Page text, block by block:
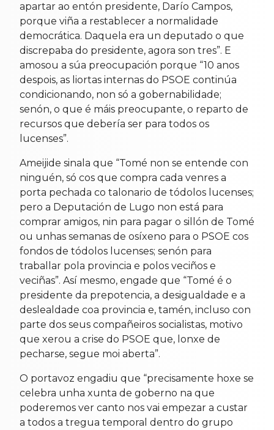
apartar ao entón presidente, Darío Campos,
porque viña a restablecer a normalidade
democrática. Daquela era un deputado o que
discrepaba do presidente, agora son tres”. E
amosou a súa preocupación porque “10 anos
despois, as liortas internas do PSOE continúa
condicionando, non só a gobernabilidade;
senón, o que é máis preocupante, o reparto de
recursos que debería ser para todos os
lucenses”.
Ameijide sinala que “Tomé non se entende con
ninguén, só cos que compra cada venres a
porta pechada co talonario de tódolos lucenses;
pero a Deputación de Lugo non está para
comprar amigos, nin para pagar o sillón de Tomé
ou unhas semanas de osíxeno para o PSOE cos
fondos de tódolos lucenses; senón para
traballar pola provincia e polos veciños e
veciñas”. Así mesmo, engade que “Tomé é o
presidente da prepotencia, a desigualdade e a
deslealdade coa provincia e, tamén, incluso con
parte dos seus compañeiros socialistas, motivo
que xerou a crise do PSOE que, lonxe de
pecharse, segue moi aberta”.
O portavoz engadiu que “precisamente hoxe se
celebra unha xunta de goberno na que
poderemos ver canto nos vai empezar a custar
a todos a tregua temporal dentro do grupo